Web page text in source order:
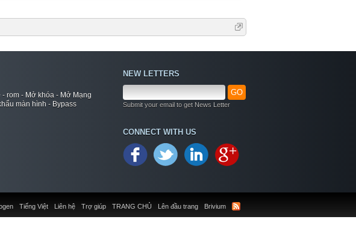
rom - Mở khóa - Mở Mạng
màn hình - Bypass
NEW LETTERS
GO
Submit your email to get News Letter
CONNECT WITH US
Liên hệ Trợ giúp TRANG CHỦ Lên đầu trang Brivium
Tiếng Việt